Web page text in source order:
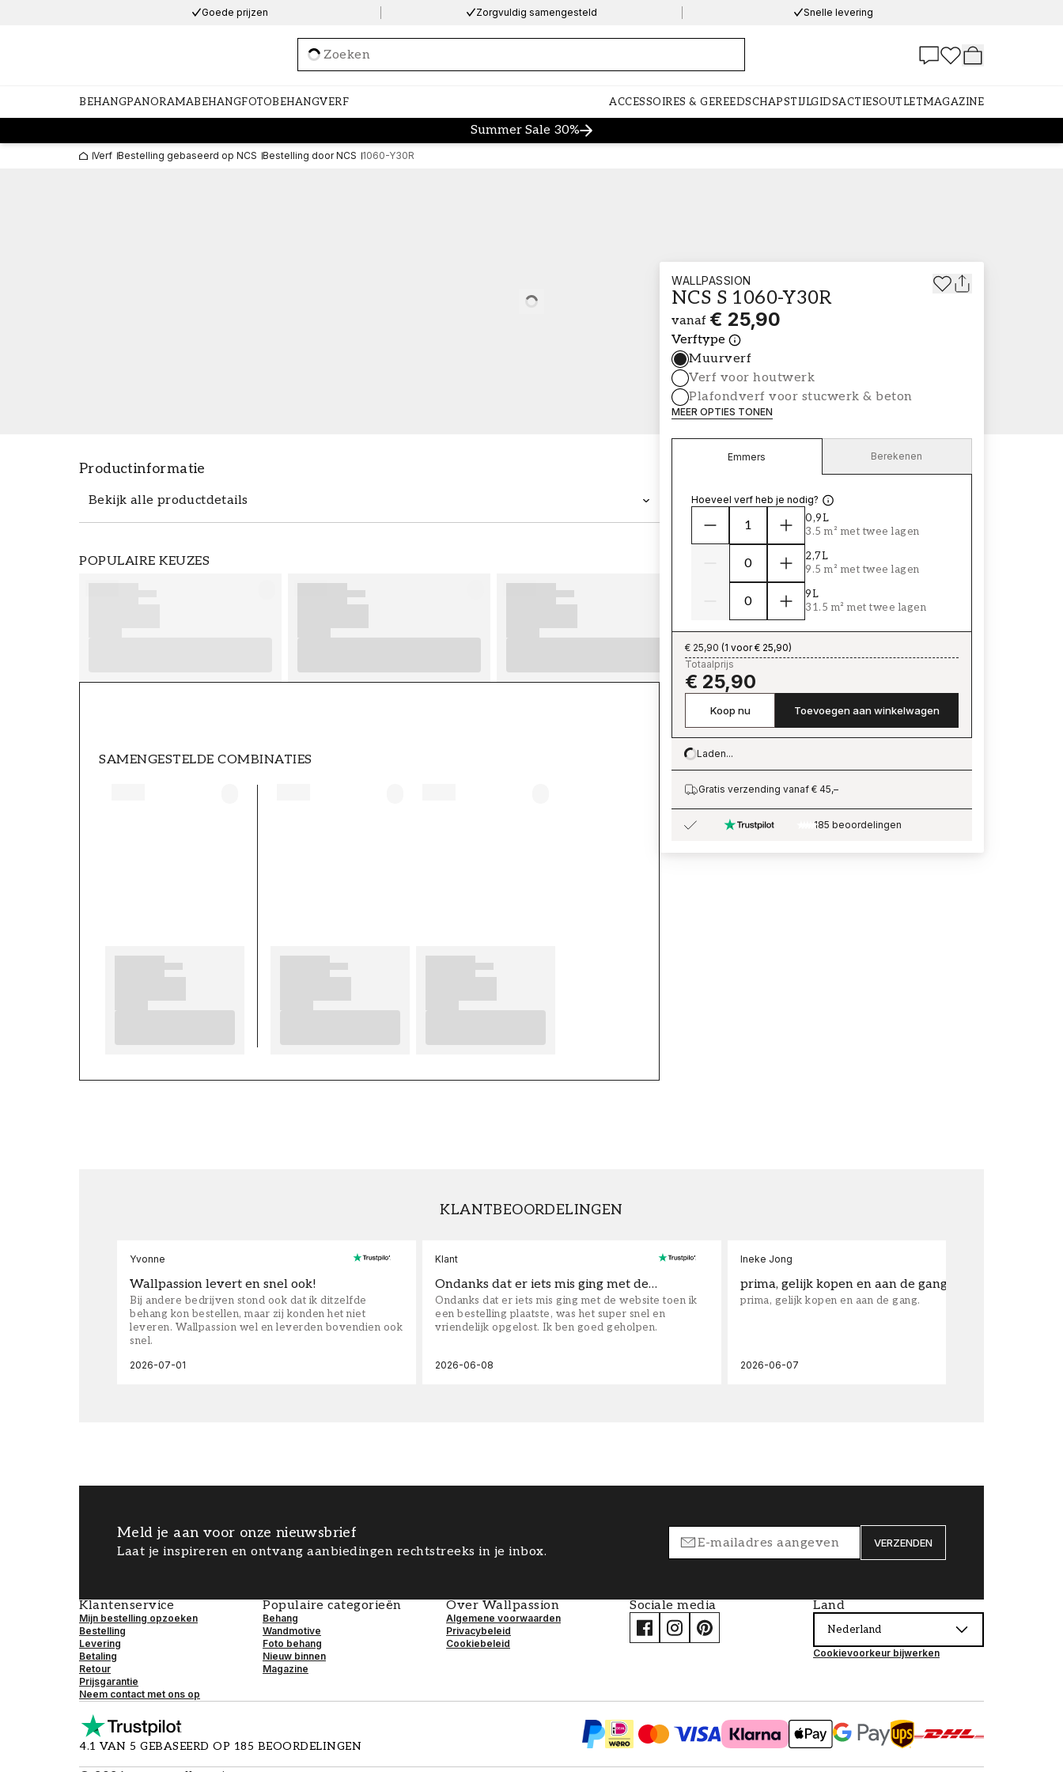
Goede prijzen Zorgvuldig samengesteld Snelle levering
Loading…
BEHANGPANORAMABEHANGFOTOBEHANGVERF ACCESSOIRES & GEREEDSCHAPSTIJLGIDSACTIESOUTLETMAGAZINE
Summer Sale 30%
Verf Bestelling gebaseerd op NCS Bestelling door NCS 1060-Y30R
Productinformatie
Bekijk alle productdetails
POPULAIRE KEUZES
SAMENGESTELDE COMBINATIES
WALLPASSION
NCS S 1060-Y30R
vanaf € 25,90
Verftype
Muurverf
Verf voor houtwerk
Plafondverf voor stucwerk & beton
MEER OPTIES TONEN
Emmers Berekenen
Hoeveel verf heb je nodig?
0,9L
3.5 m² met twee lagen
2,7L
9.5 m² met twee lagen
9L
31.5 m² met twee lagen
€ 25,90 (1 voor € 25,90)
Totaalprijs
€ 25,90
Koop nu Toevoegen aan winkelwagen
Loading…
Laden...
Gratis verzending vanaf € 45,–
185 beoordelingen
KLANTBEOORDELINGEN
Yvonne
Wallpassion levert en snel ook!
Bij andere bedrijven stond ook dat ik ditzelfde
behang kon bestellen, maar zij konden het niet
leveren. Wallpassion wel en leverden bovendien ook
snel.
2026-07-01
Klant
Ondanks dat er iets mis ging met de…
Ondanks dat er iets mis ging met de website toen ik
een bestelling plaatste, was het super snel en
vriendelijk opgelost. Ik ben goed geholpen.
2026-06-08
Ineke Jong
prima, gelijk kopen en aan de gang.
prima, gelijk kopen en aan de gang.
2026-06-07
Meld je aan voor onze nieuwsbrief
Laat je inspireren en ontvang aanbiedingen rechtstreeks in je inbox.
VERZENDEN
Klantenservice
Mijn bestelling opzoeken
Bestelling
Levering
Betaling
Retour
Prijsgarantie
Neem contact met ons op
Populaire categorieën
Behang
Wandmotive
Foto behang
Nieuw binnen
Magazine
Over Wallpassion
Algemene voorwaarden
Privacybeleid
Cookiebeleid
Sociale media Land
Nederland
Cookievoorkeur bijwerken
4.1 VAN 5 GEBASEERD OP 185 BEOORDELINGEN